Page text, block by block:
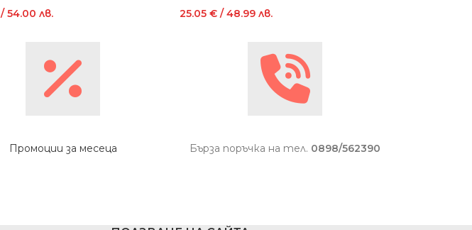
/ 54.00 лв. 25.05 €/ 48.99 лв.
Промоции за месеца Бърза поръчка на тел. 0898/562390